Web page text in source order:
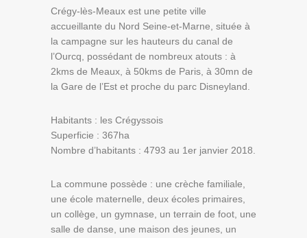
Crégy-lès-Meaux est une petite ville
accueillante du Nord Seine-et-Marne, située à
la campagne sur les hauteurs du canal de
l’Ourcq, possédant de nombreux atouts : à
2kms de Meaux, à 50kms de Paris, à 30mn de
la Gare de l’Est et proche du parc Disneyland.
Habitants : les Crégyssois
Superficie : 367ha
Nombre d’habitants : 4793 au 1er janvier 2018.
La commune possède : une crèche familiale,
une école maternelle, deux écoles primaires,
un collège, un gymnase, un terrain de foot, une
salle de danse, une maison des jeunes, un